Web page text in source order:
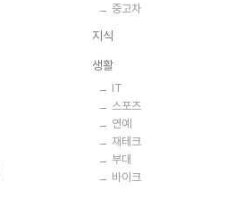
중고차
지식
생활
IT
스포츠
연예
재테크
부대
바이크